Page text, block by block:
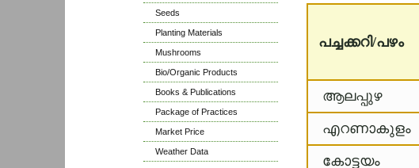
Seeds
Planting Materials
Mushrooms
Bio/Organic Products
Books & Publications
Package of Practices
Market Price
Weather Data
പച്ചക്കറി/പഴം
ആലപ്പുഴ
എറണാകുളം
കോട്ടയം